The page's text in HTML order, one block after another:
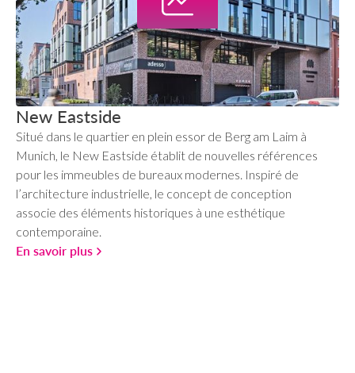
New Eastside
Situé dans le quartier en plein essor de Berg am Laim à
Munich, le New Eastside établit de nouvelles références
pour les immeubles de bureaux modernes. Inspiré de
l’architecture industrielle, le concept de conception
associe des éléments historiques à une esthétique
contemporaine.
En savoir plus